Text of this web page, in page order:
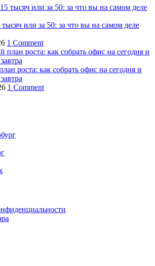
тысяч или за 50: за что вы на самом деле
1 Comment
роста: как собрать офис на сегодня и
1 Comment